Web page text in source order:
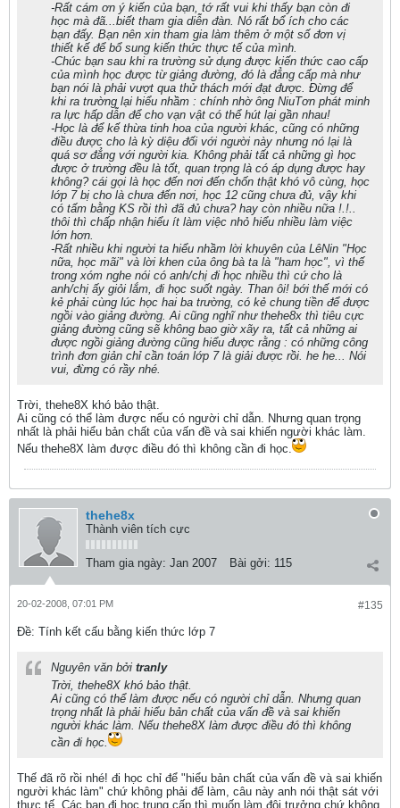
-Rất cám ơn ý kiến của bạn, tớ rất vui khi thấy bạn còn đi
học mà đã...biết tham gia diễn đàn. Nó rất bổ ích cho các
bạn đấy. Bạn nên xin tham gia làm thêm ở một số đơn vị
thiết kế để bổ sung kiến thức thực tế của mình.
-Chúc bạn sau khi ra trường sử dụng được kiến thức cao cấp
của mình học được từ giảng đường, đó là đẳng cấp mà như
bạn nói là phải vượt qua thử thách mới đạt được. Đừng để
khi ra trường lại hiểu nhầm : chính nhờ ông NiuTơn phát minh
ra lực hấp dẫn để cho vạn vật có thể hút lại gần nhau!
-Học là để kế thừa tinh hoa của người khác, cũng có những
điều được cho là kỳ diệu đối với người này nhưng nó lại là
quá sơ đẳng với người kia. Không phải tất cả những gì học
được ở trường đều là tốt, quan trọng là có áp dụng được hay
không? cái gọi là học đến nơi đến chốn thật khó vô cùng, học
lớp 7 bị cho là chưa đến nơi, học 12 cũng chưa đủ, vậy khi
có tấm bằng KS rồi thì đã đủ chưa? hay còn nhiều nữa !.!..
thôi thì chấp nhận hiểu ít làm việc nhỏ hiểu nhiều làm việc
lớn hơn.
-Rất nhiều khi người ta hiểu nhầm lời khuyên của LêNin "Học
nữa, học mãi" và lời khen của ông bà ta là "ham học", vì thế
trong xóm nghe nói có anh/chị đi học nhiều thì cứ cho là
anh/chị ấy giỏi lắm, đi học suốt ngày. Than ôi! bới thế mới có
kẻ phải cùng lúc học hai ba trường, có kẻ chung tiền để được
ngồi vào giảng đường. Ai cũng nghĩ như thehe8x thì tiêu cực
giảng đường cũng sẽ không bao giờ xãy ra, tất cả những ai
được ngồi giảng đường cũng hiểu được rằng : có những công
trình đơn giản chỉ cần toán lớp 7 là giải được rồi. he he... Nói
vui, đừng có rầy nhé.
Trời, thehe8X khó bảo thật.
Ai cũng có thể làm được nếu có người chỉ dẫn. Nhưng quan trọng
nhất là phải hiểu bản chất của vấn đề và sai khiến người khác làm.
Nếu thehe8X làm được điều đó thì không cần đi học.
thehe8x
Thành viên tích cực
Tham gia ngày: Jan 2007 Bài gởi: 115
#135
20-02-2008, 07:01 PM
Ðề: Tính kết cấu bằng kiến thức lớp 7
Nguyên văn bởi tranly
Trời, thehe8X khó bảo thật.
Ai cũng có thể làm được nếu có người chỉ dẫn. Nhưng quan
trọng nhất là phải hiểu bản chất của vấn đề và sai khiến
người khác làm. Nếu thehe8X làm được điều đó thì không
cần đi học.
Thế đã rõ rồi nhé! đi học chỉ để "hiểu bản chất của vấn đề và sai khiến
người khác làm" chứ không phải để làm, câu này anh nói thật sát với
thực tế. Các bạn đi học trung cấp thì muốn làm đội trưởng chứ không